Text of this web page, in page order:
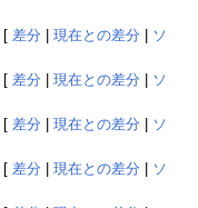
[ 差分 現在との差分
ソ
[ 差分 現在との差分
ソ
[ 差分 現在との差分
ソ
[ 差分 現在との差分
ソ